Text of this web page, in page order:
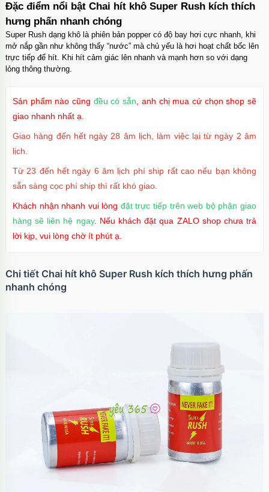
Đặc điểm nổi bật Chai hít khô Super Rush kích thích
hưng phấn nhanh chóng
Super Rush dạng khô là phiên bản popper có độ bay hơi cực nhanh, khi
mở nắp gần như không thấy “nước” mà chủ yếu là hơi hoạt chất bốc lên
trực tiếp để hít. Khi hít cảm giác lên nhanh và mạnh hơn so với dạng
lỏng thông thường.
Sản phẩm nào cũng đều có sẵn , anh chị mua cứ chọn shop sẽ
giao nhanh nhất ạ.
Giao hàng đến hết ngày 28 âm lịch, làm việc lại từ ngày 2 âm
lịch.
Từ 23 đến hết ngày 6 âm lịch phí ship rất cao nếu bạn không
sẵn sàng cọc phí ship thì rất khó giao.
Khách nhận nhanh vui lòng đặt trực tiếp trên web bộ phận giao
hàng sẽ liên hệ ngay. Nếu khách đặt qua ZALO shop chưa trả
lời kịp, vui lòng chờ ít phút ạ.
Chi tiết Chai hít khô Super Rush kích thích hưng phấn
nhanh chóng